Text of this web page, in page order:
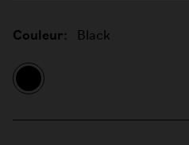
Couleur: Black